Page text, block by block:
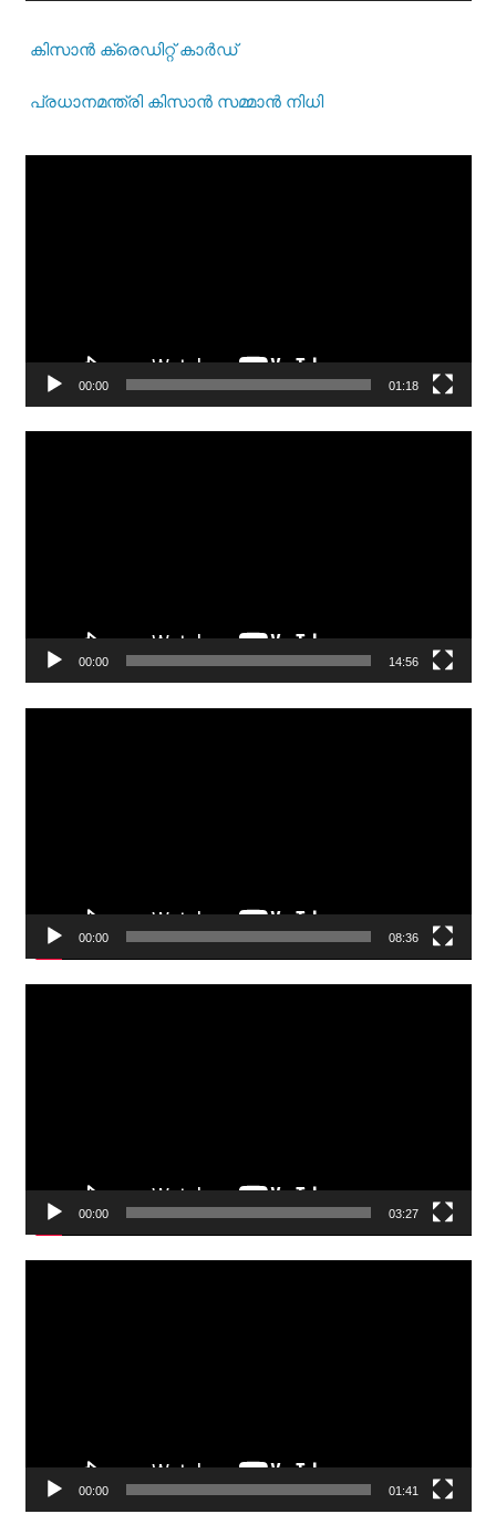
കിസാന്‍ ക്രെ‍ഡിറ്റ് കാര്‍ഡ്
പ്രധാനമന്ത്രി കിസാന്‍ സമ്മാന്‍ നിധി
00:00 01:18
00:00 14:56
00:00 08:36
00:00 03:27
00:00 01:41